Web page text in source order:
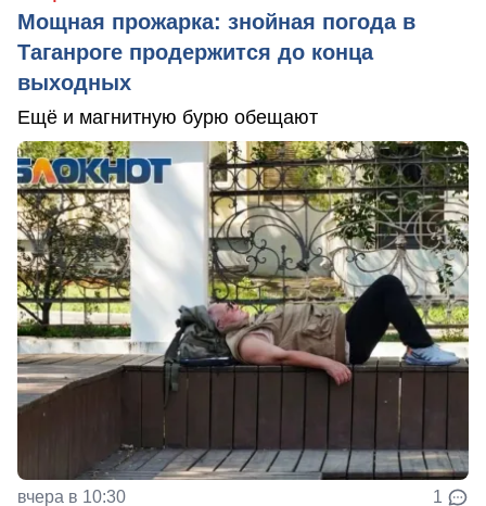
Мощная прожарка: знойная погода в
Таганроге продержится до конца
выходных
Ещё и магнитную бурю обещают
вчера в 10:30 1